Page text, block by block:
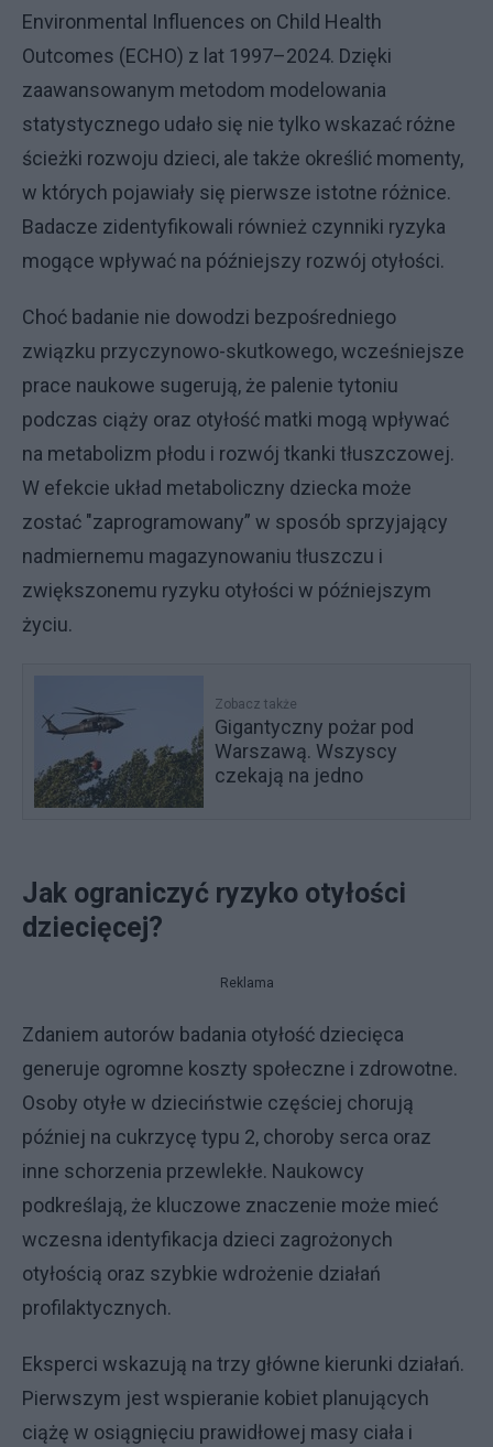
Environmental Influences on Child Health
Outcomes (ECHO) z lat 1997–2024. Dzięki
zaawansowanym metodom modelowania
statystycznego udało się nie tylko wskazać różne
ścieżki rozwoju dzieci, ale także określić momenty,
w których pojawiały się pierwsze istotne różnice.
Badacze zidentyfikowali również czynniki ryzyka
mogące wpływać na późniejszy rozwój otyłości.
Choć badanie nie dowodzi bezpośredniego
związku przyczynowo-skutkowego, wcześniejsze
prace naukowe sugerują, że palenie tytoniu
podczas ciąży oraz otyłość matki mogą wpływać
na metabolizm płodu i rozwój tkanki tłuszczowej.
W efekcie układ metaboliczny dziecka może
zostać "zaprogramowany” w sposób sprzyjający
nadmiernemu magazynowaniu tłuszczu i
zwiększonemu ryzyku otyłości w późniejszym
życiu.
Zobacz także
Gigantyczny pożar pod
Warszawą. Wszyscy
czekają na jedno
Jak ograniczyć ryzyko otyłości
dziecięcej?
Reklama
Zdaniem autorów badania otyłość dziecięca
generuje ogromne koszty społeczne i zdrowotne.
Osoby otyłe w dzieciństwie częściej chorują
później na cukrzycę typu 2, choroby serca oraz
inne schorzenia przewlekłe. Naukowcy
podkreślają, że kluczowe znaczenie może mieć
wczesna identyfikacja dzieci zagrożonych
otyłością oraz szybkie wdrożenie działań
profilaktycznych.
Eksperci wskazują na trzy główne kierunki działań.
Pierwszym jest wspieranie kobiet planujących
ciążę w osiągnięciu prawidłowej masy ciała i